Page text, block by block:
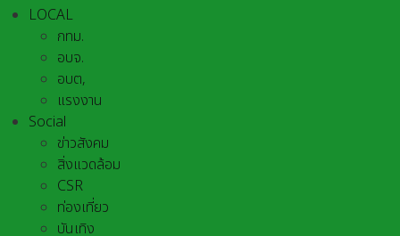
LOCAL
กทม.
อบจ.
อบต,
แรงงาน
Social
ข่าวสังคม
สิ่งแวดล้อม
CSR
ท่องเที่ยว
บันเทิง